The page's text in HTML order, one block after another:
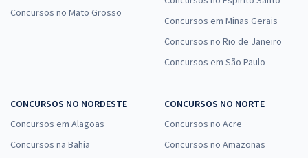
Concursos no Mato Grosso
Concursos em Minas Gerais
Concursos no Rio de Janeiro
Concursos em São Paulo
CONCURSOS NO NORDESTE
Concursos em Alagoas
Concursos na Bahia
CONCURSOS NO NORTE
Concursos no Acre
Concursos no Amazonas